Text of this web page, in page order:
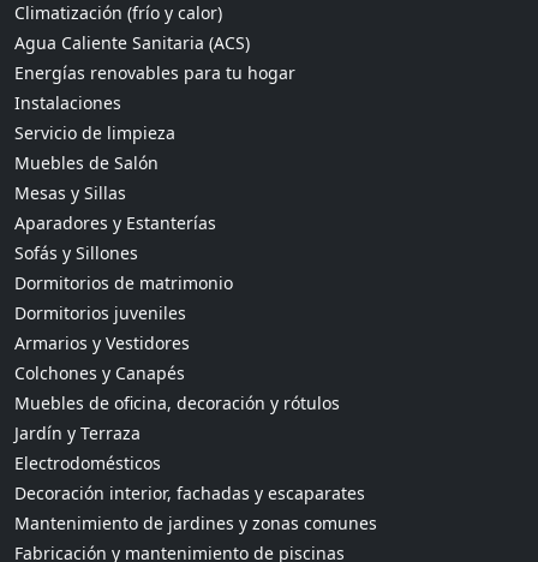
Climatización (frío y calor)
Agua Caliente Sanitaria (ACS)
Energías renovables para tu hogar
Instalaciones
Servicio de limpieza
Muebles de Salón
Mesas y Sillas
Aparadores y Estanterías
Sofás y Sillones
Dormitorios de matrimonio
Dormitorios juveniles
Armarios y Vestidores
Colchones y Canapés
Muebles de oficina, decoración y rótulos
Jardín y Terraza
Electrodomésticos
Decoración interior, fachadas y escaparates
Mantenimiento de jardines y zonas comunes
Fabricación y mantenimiento de piscinas